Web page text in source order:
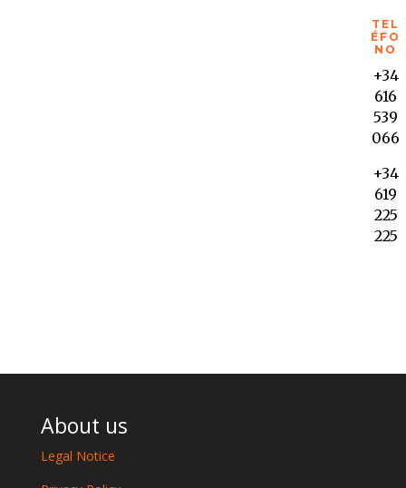
TEL
ÉFO
NO
+34
616
539
066
+34
619
225
225
About us
Legal Notice